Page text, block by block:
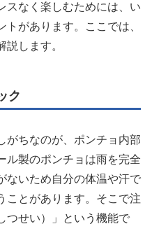
スなく楽しむためには、い
トがあります。ここでは、
します。
ク
がちなのが、ポンチョ内部
ル製のポンチョは雨を完全
ないため自分の体温や汗で
ことがあります。そこで注
つせい）」という機能で